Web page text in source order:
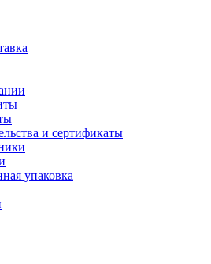
и сертификаты
упаковка